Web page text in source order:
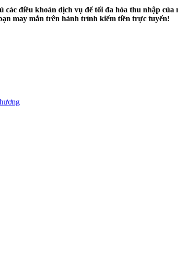
các điều khoản dịch vụ để tối đa hóa thu nhập của
may mắn trên hành trình kiếm tiền trực tuyến!